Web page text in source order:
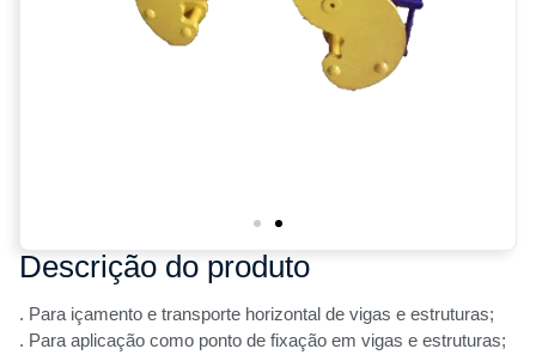
Descrição do produto
. Para içamento e transporte horizontal de vigas e estruturas;
. Para aplicação como ponto de fixação em vigas e estruturas;